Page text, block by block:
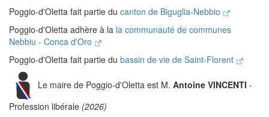
Poggio-d'Oletta fait partie du canton de Biguglia-Nebbio
Poggio-d'Oletta adhère à la la communauté de communes
Nebbiu - Conca d'Oro
Poggio-d'Oletta fait partie du bassin de vie de Saint-Florent
Le maire de Poggio-d'Oletta est M. Antoine VINCENTI -
Profession libérale (2026)